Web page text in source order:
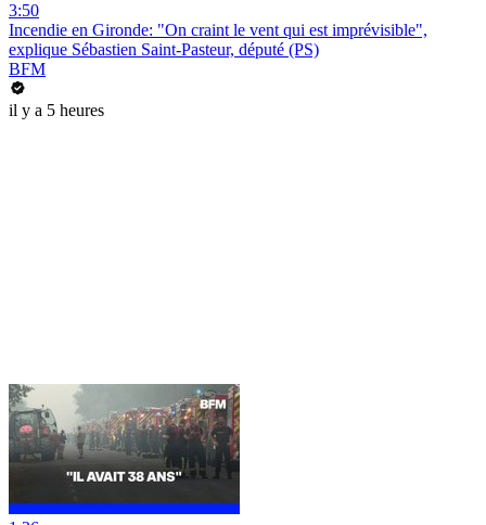
3:50
Incendie en Gironde: "On craint le vent qui est imprévisible",
explique Sébastien Saint-Pasteur, député (PS)
BFM
il y a 5 heures